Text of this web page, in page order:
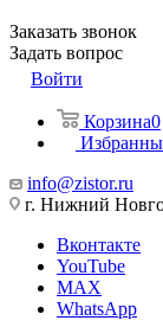
Заказать звонок
Задать вопрос
Войти
Корзина0
info@zistor.ru
г. Нижний
Вконтакте
YouTube
MAX
WhatsApp